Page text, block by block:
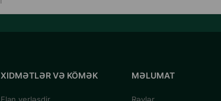
XIDMƏTLƏR VƏ KÖMƏK MƏLUMAT